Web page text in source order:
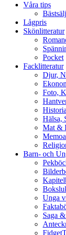
Våra tips
Lågpris
Skönlitteratur
Pocket
Facklitteratur
Djur,
Foto,
Historia
Hälsa,
Mat &
Barn- och
Unga
Saga